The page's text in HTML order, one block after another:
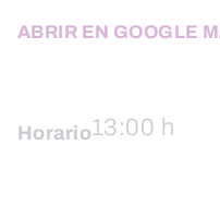
ABRIR EN GOOGLE
Horario13:00 h